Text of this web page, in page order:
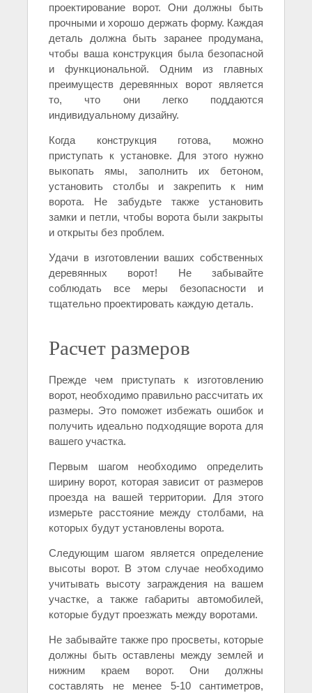
проектирование ворот. Они должны быть
прочными и хорошо держать форму. Каждая
деталь должна быть заранее продумана,
чтобы ваша конструкция была безопасной
и функциональной. Одним из главных
преимуществ деревянных ворот является
то, что они легко поддаются
индивидуальному дизайну.
Когда конструкция готова, можно
приступать к установке. Для этого нужно
выкопать ямы, заполнить их бетоном,
установить столбы и закрепить к ним
ворота. Не забудьте также установить
замки и петли, чтобы ворота были закрыты
и открыты без проблем.
Удачи в изготовлении ваших собственных
деревянных ворот! Не забывайте
соблюдать все меры безопасности и
тщательно проектировать каждую деталь.
Расчет размеров
Прежде чем приступать к изготовлению
ворот, необходимо правильно рассчитать их
размеры. Это поможет избежать ошибок и
получить идеально подходящие ворота для
вашего участка.
Первым шагом необходимо определить
ширину ворот, которая зависит от размеров
проезда на вашей территории. Для этого
измерьте расстояние между столбами, на
которых будут установлены ворота.
Следующим шагом является определение
высоты ворот. В этом случае необходимо
учитывать высоту заграждения на вашем
участке, а также габариты автомобилей,
которые будут проезжать между воротами.
Не забывайте также про просветы, которые
должны быть оставлены между землей и
нижним краем ворот. Они должны
составлять не менее 5-10 сантиметров,